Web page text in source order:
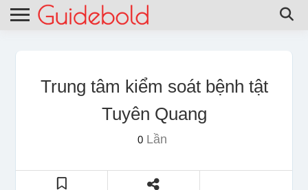
Trung tâm kiểm soát bệnh tật
Tuyên Quang
0Lần